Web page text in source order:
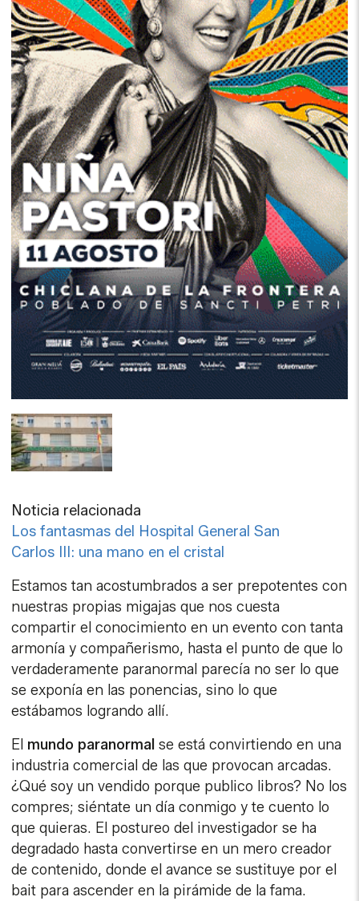
Noticia relacionada
Los fantasmas del Hospital General San
Carlos III: una mano en el cristal
Estamos tan acostumbrados a ser prepotentes con
nuestras propias migajas que nos cuesta
compartir el conocimiento en un evento con tanta
armonía y compañerismo, hasta el punto de que lo
verdaderamente paranormal parecía no ser lo que
se exponía en las ponencias, sino lo que
estábamos logrando allí.
El mundo paranormal se está convirtiendo en una
industria comercial de las que provocan arcadas.
¿Qué soy un vendido porque publico libros? No los
compres; siéntate un día conmigo y te cuento lo
que quieras. El postureo del investigador se ha
degradado hasta convertirse en un mero creador
de contenido, donde el avance se sustituye por el
bait para ascender en la pirámide de la fama.